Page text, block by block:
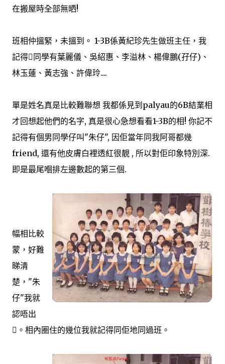
在搬屋時全部無晒!
班相仲搵緊，未搵到。 1-3B係黃紀珍先生做班主任，我
記得同學有葉麗儀、吳紹惠、李溢林、楊偉鵬(孖仔)、
林玉蓮、黃志強、許偉玲....
單是姓名真是比較難聯想 我都係見到palyau的6B結業相
才回想起他們的名字, 真是很心急想看看1-3B的相! 你記不
記得有個男同學仔叫"朱仔", 因佢當年同我阿哥都幾
friend, 還有他皮膚白裡透紅很靚 , 所以對佢印象特別深.
即是最尾嗰排左邊數起的第三個.
幅相比較
蒙，好難
睇清
楚，"朱
仔"我就
認唔出
。相內圈住的幾位我就記得同佢地同過班。